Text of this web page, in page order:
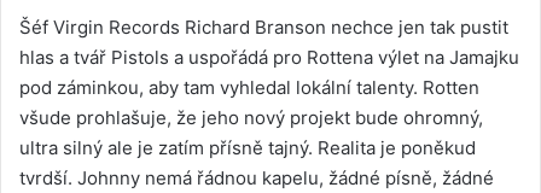
Šéf Virgin Records Richard Branson nechce jen tak pustit
hlas a tvář Pistols a uspořádá pro Rottena výlet na Jamajku
pod záminkou, aby tam vyhledal lokální talenty. Rotten
všude prohlašuje, že jeho nový projekt bude ohromný,
ultra silný ale je zatím přísně tajný. Realita je poněkud
tvrdší. Johnny nemá řádnou kapelu, žádné písně, žádné